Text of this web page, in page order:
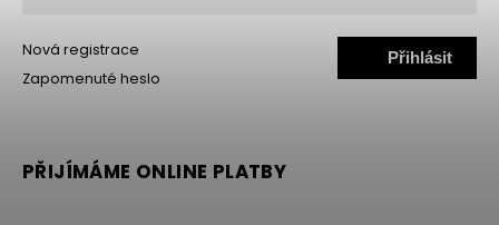
Přihlásit
Nová registrace
Zapomenuté heslo
PŘIJÍMÁME ONLINE PLATBY